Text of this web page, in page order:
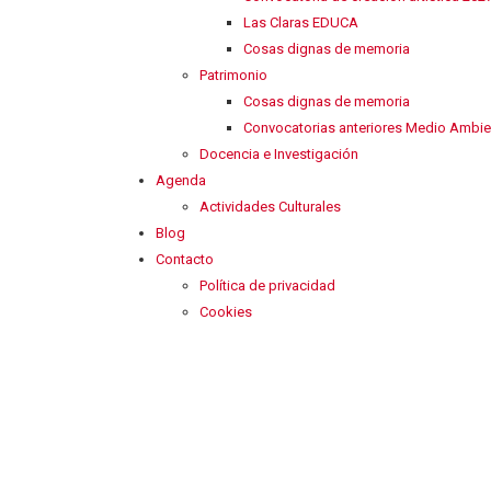
Las Claras EDUCA
Cosas dignas de memoria
Patrimonio
Cosas dignas de memoria
Convocatorias anteriores Medio
Docencia e Investigación
Agenda
Actividades Culturales
Blog
Contacto
Política de privacidad
Cookies